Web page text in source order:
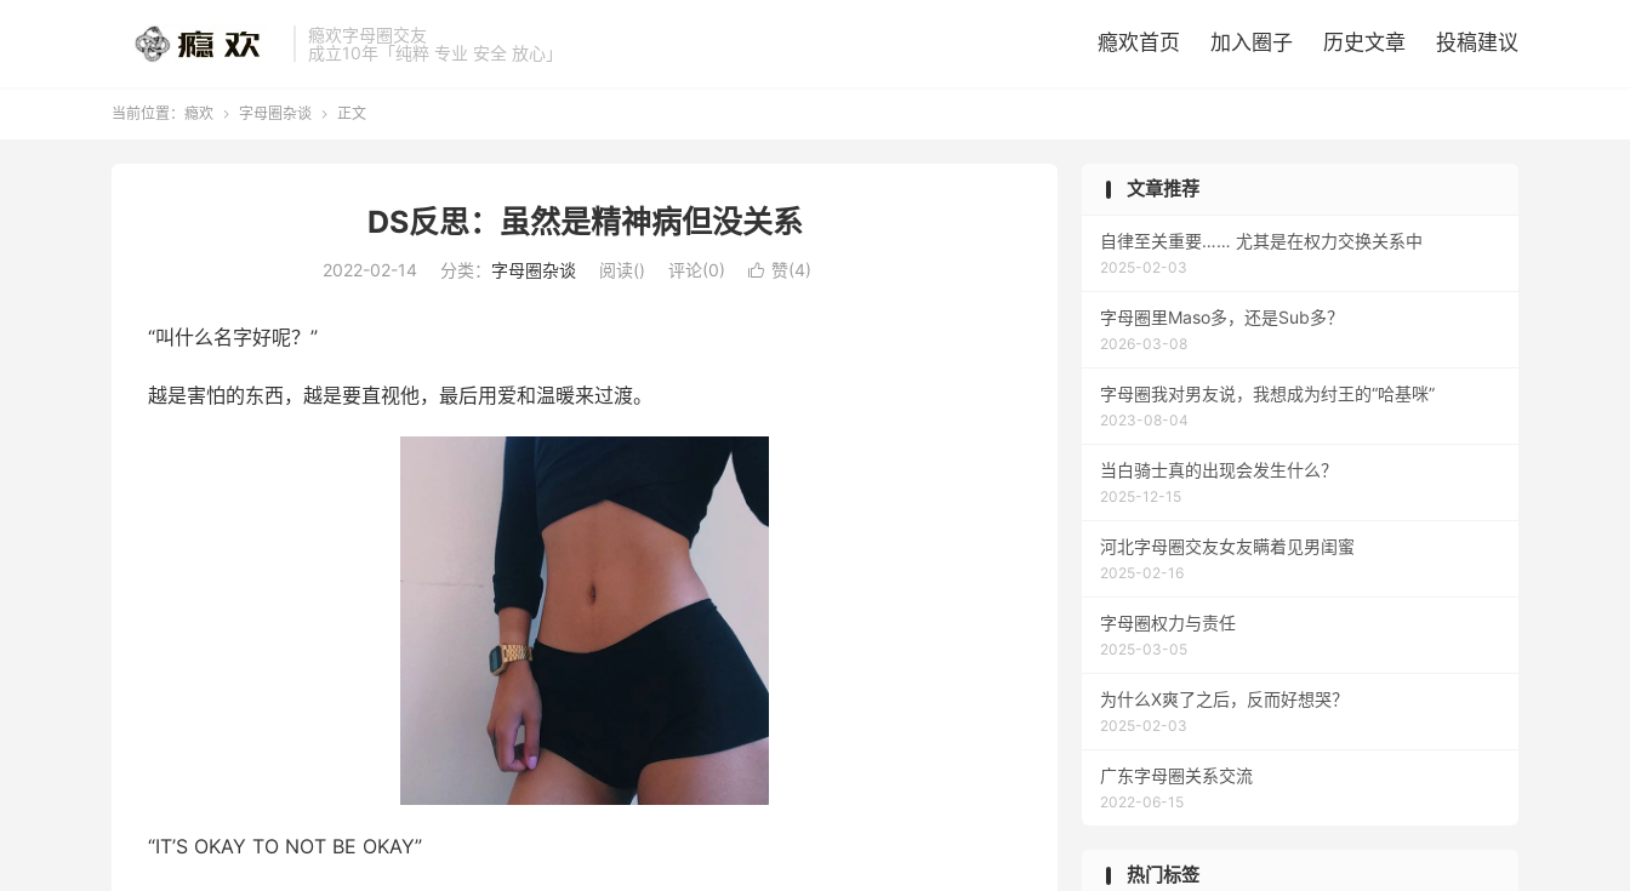
瘾欢字母圈交友
成立10年「纯粹 专业 安全 放心」
瘾欢首页 加入圈子 历史文章 投稿建议
当前位置： 瘾欢  字母圈杂谈  正文
DS反思：虽然是精神病但没关系
2022-02-14 分类： 字母圈杂谈 阅读() 评论(0)  赞(4)
“叫什么名字好呢？”
越是害怕的东西，越是要直视他，最后用爱和温暖来过渡。
“IT’S OKAY TO NOT BE OKAY”
文章推荐
自律至关重要…… 尤其是在权力交换关系中
2025-02-03
字母圈里Maso多，还是Sub多？
2026-03-08
字母圈我对男友说，我想成为纣王的“哈基咪”
2023-08-04
当白骑士真的出现会发生什么？
2025-12-15
河北字母圈交友女友瞒着见男闺蜜
2025-02-16
字母圈权力与责任
2025-03-05
为什么X爽了之后，反而好想哭？
2025-02-03
广东字母圈关系交流
2022-06-15
热门标签